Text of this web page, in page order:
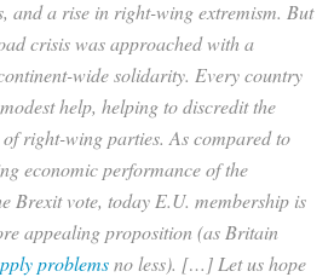
and a rise in right-wing extremism. But
crisis was approached with a
wide solidarity. Every country
help, helping to discredit the
right-wing parties. As compared to
economic performance of the
Brexit vote, today E.U. membership is
appealing proposition (as Britain
problemsno less). […] Let us hope